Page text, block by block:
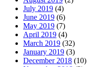
July 2019 (4)
June 2019 (6)
May 2019 (7)
April 2019 (4)
March 2019 (32)
January 2019 (3)
December 2018 (10)